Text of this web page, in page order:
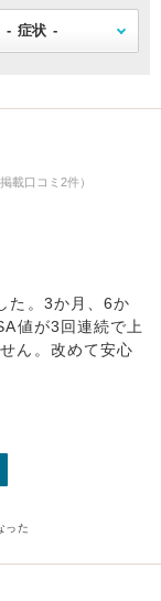
載口コミ2件）
た。3か月、6か
値が3回連続で上
ん。改めて安心
った